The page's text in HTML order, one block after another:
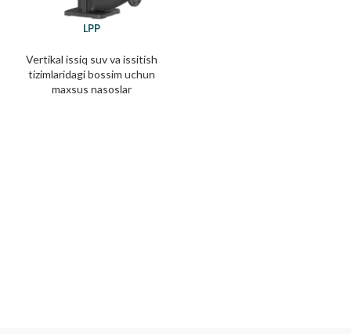
LPP
Vertikal issiq suv va issitish
tizimlaridagi bossim uchun
maxsus nasoslar